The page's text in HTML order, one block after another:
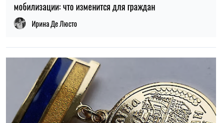
19:34, 22.07.2026
Статус "Ветеран труда" в 2026 году: кто может оформить
и какие льготы предусмотрены
Алена Ткалич